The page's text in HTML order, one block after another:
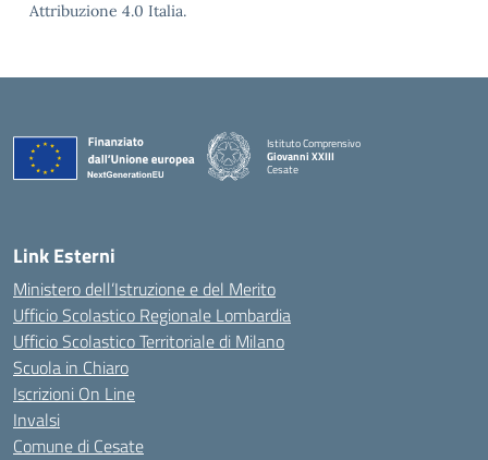
Attribuzione 4.0 Italia.
Istituto Comprensivo
Giovanni XXIII
Cesate
Link Esterni
Ministero dell’Istruzione e del Merito
Ufficio Scolastico Regionale Lombardia
Ufficio Scolastico Territoriale di Milano
Scuola in Chiaro
Iscrizioni On Line
Invalsi
Comune di Cesate